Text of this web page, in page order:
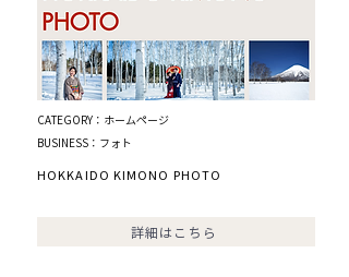
CATEGORY：ホームページ
BUSINESS：フォト
HOKKAIDO KIMONO PHOTO
詳細はこちら